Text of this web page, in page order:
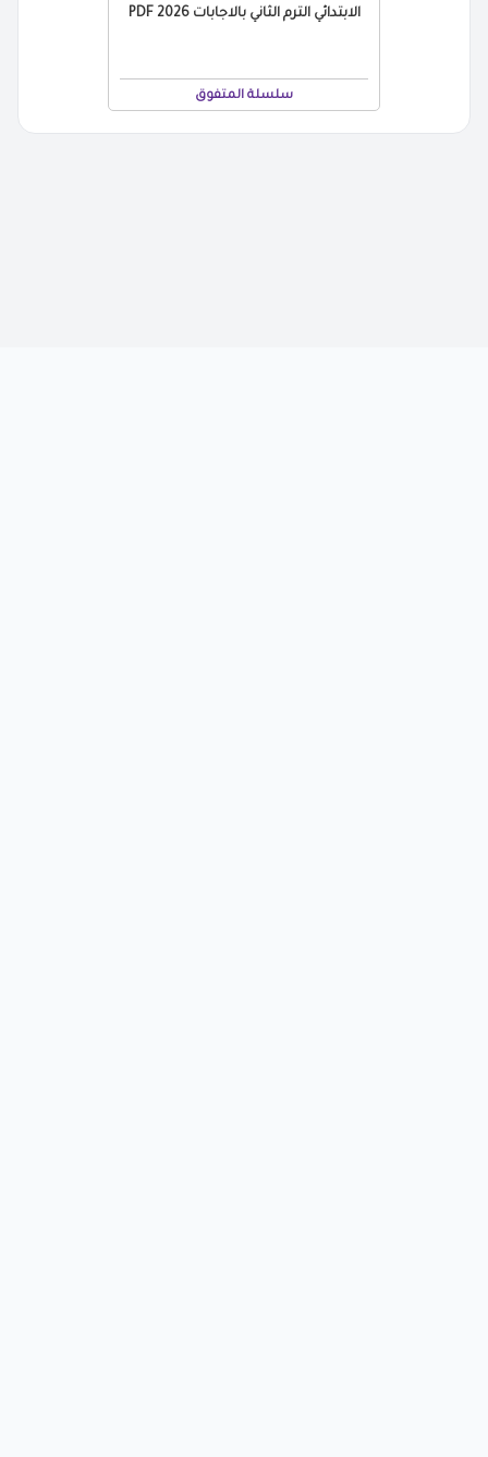
الابتدائي الترم الثاني بالاجابات 2026 PDF
سلسلة المتفوق